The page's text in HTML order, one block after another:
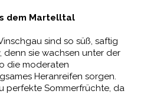
dem Martelltal
sind so süß, saftig
denn sie wachsen unter der
die moderaten
Heranreifen sorgen.
perfekte Sommerfrüchte, da